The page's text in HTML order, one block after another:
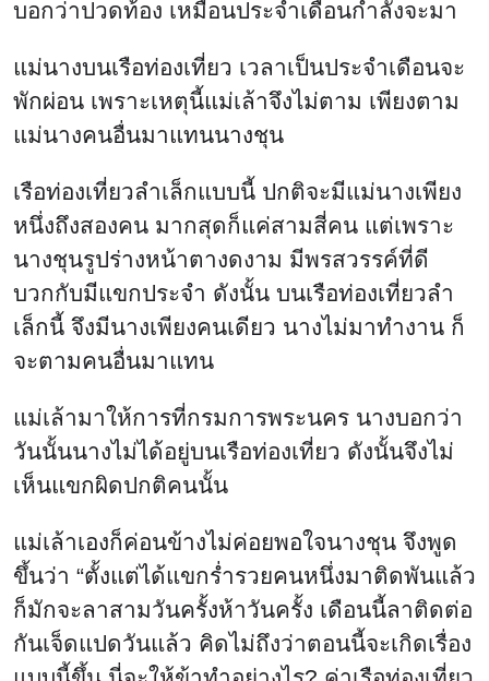
บอกว่าปวดท้อง เหมือนประจำเดือนกำลังจะมา
แม่นางบนเรือท่องเที่ยว เวลาเป็นประจำเดือนจะ
พักผ่อน เพราะเหตุนี้แม่เล้าจึงไม่ตาม เพียงตาม
แม่นางคนอื่นมาแทนนางชุน
เรือท่องเที่ยวลำเล็กแบบนี้ ปกติจะมีแม่นางเพียง
หนึ่งถึงสองคน มากสุดก็แค่สามสี่คน แต่เพราะ
นางชุนรูปร่างหน้าตางดงาม มีพรสวรรค์ที่ดี
บวกกับมีแขกประจำ ดังนั้น บนเรือท่องเที่ยวลำ
เล็กนี้ จึงมีนางเพียงคนเดียว นางไม่มาทำงาน ก็
จะตามคนอื่นมาแทน
แม่เล้ามาให้การที่กรมการพระนคร นางบอกว่า
วันนั้นนางไม่ได้อยู่บนเรือท่องเที่ยว ดังนั้นจึงไม่
เห็นแขกผิดปกติคนนั้น
แม่เล้าเองก็ค่อนข้างไม่ค่อยพอใจนางชุน จึงพูด
ขึ้นว่า “ตั้งแต่ได้แขกร่ำรวยคนหนึ่งมาติดพันแล้ว
ก็มักจะลาสามวันครั้งห้าวันครั้ง เดือนนี้ลาติดต่อ
กันเจ็ดแปดวันแล้ว คิดไม่ถึงว่าตอนนี้จะเกิดเรื่อง